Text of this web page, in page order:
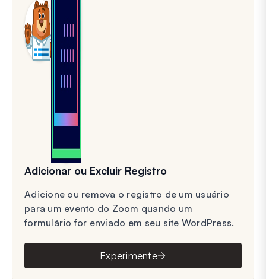
Adicionar ou Excluir Registro
Adicione ou remova o registro de um usuário
para um evento do Zoom quando um
formulário for enviado em seu site WordPress.
Experimente